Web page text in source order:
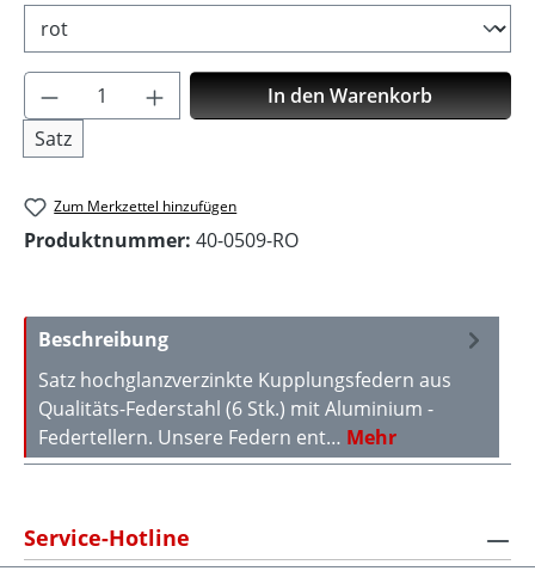
Produkt Anzahl: Gib den gewünschten
Satz
In den Warenkorb
Zum Merkzettel hinzufügen
Produktnummer: 40-0509-RO
Beschreibung
Satz hochglanzverzinkte Kupplungsfedern aus
Qualitäts-Federstahl (6 Stk.) mit Aluminium -
Federtellern. Unsere Federn ent… Mehr
Service-Hotline